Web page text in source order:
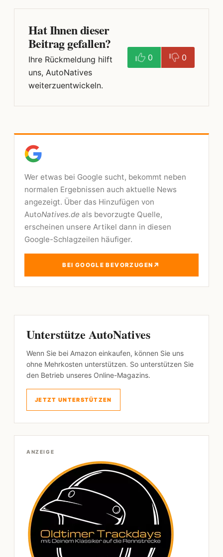
Hat Ihnen dieser
Beitrag gefallen?
Ihre Rückmeldung hilft
uns, AutoNatives
weiterzuentwickeln.
0 0
Wer etwas bei Google sucht, bekommt neben
normalen Ergebnissen auch aktuelle News
angezeigt. Über das Hinzufügen von
AutoNatives.de als bevorzugte Quelle,
erscheinen unsere Artikel dann in diesen
Google-Schlagzeilen häufiger.
BEI GOOGLE BEVORZUGEN ↗
Unterstütze AutoNatives
Wenn Sie bei Amazon einkaufen, können Sie uns
ohne Mehrkosten unterstützen. So unterstützen Sie
den Betrieb unseres Online-Magazins.
JETZT UNTERSTÜTZEN
ANZEIGE